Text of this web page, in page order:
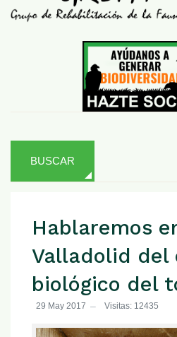
BUSCAR
Hablaremos
Valladolid del
biológico del
29 May 2017 Visitas: 12435